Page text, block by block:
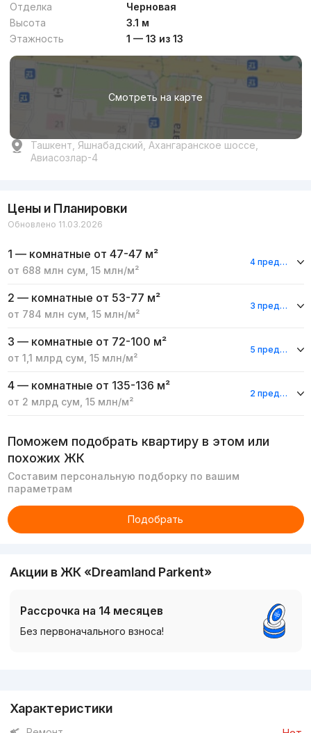
Отделка
Черновая
Высота
3.1 м
Этажность
1 — 13 из 13
Смотреть на карте
Ташкент, Яшнабадский, Ахангаранское шоссе,
Авиасозлар-4
Цены и Планировки
Обновлено 11.03.2026
1 — комнатные от 47-47 м²
от 688 млн сум 15 млн/м²
4 предложения
2 — комнатные от 53-77 м²
от 784 млн сум 15 млн/м²
3 предложения
3 — комнатные от 72-100 м²
от 1,1 млрд сум 15 млн/м²
5 предложений
4 — комнатные от 135-136 м²
от 2 млрд сум 15 млн/м²
2 предложения
Поможем подобрать квартиру в этом или
похожих ЖК
Составим персональную подборку по вашим
параметрам
Подобрать
Акции в ЖК «Dreamland Parkent»
Рассрочка на 14 месяцев
Без первоначального взноса!
Характеристики